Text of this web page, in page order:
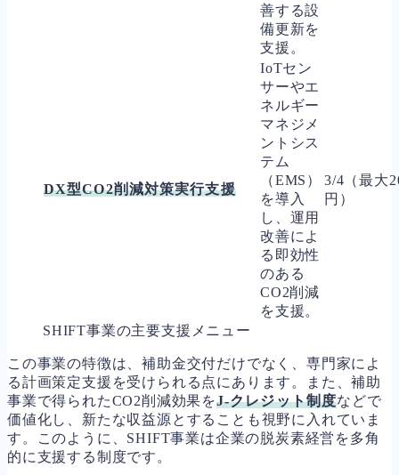
善する設
備更新を
支援。
DX型CO2削減対策実行支援
IoTセン
サーやエ
ネルギー
マネジメ
ントシス
テム
（EMS）
を導入
し、運用
改善によ
る即効性
のある
CO2削減
を支援。
3/4（最大
円）
SHIFT事業の主要支援メニュー
この事業の特徴は、補助金交付だけでなく、専門家によ
る計画策定支援を受けられる点にあります。また、補助
事業で得られたCO2削減効果をJ-クレジット制度などで
価値化し、新たな収益源とすることも視野に入れていま
す。このように、SHIFT事業は企業の脱炭素経営を多角
的に支援する制度です。